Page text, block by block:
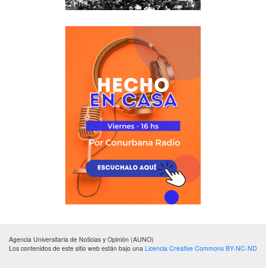
Agencia Universitaria de Noticias y Opinión (AUNO)
Los contenidos de este sitio web están bajo una Licencia Creative Commons BY-NC-ND